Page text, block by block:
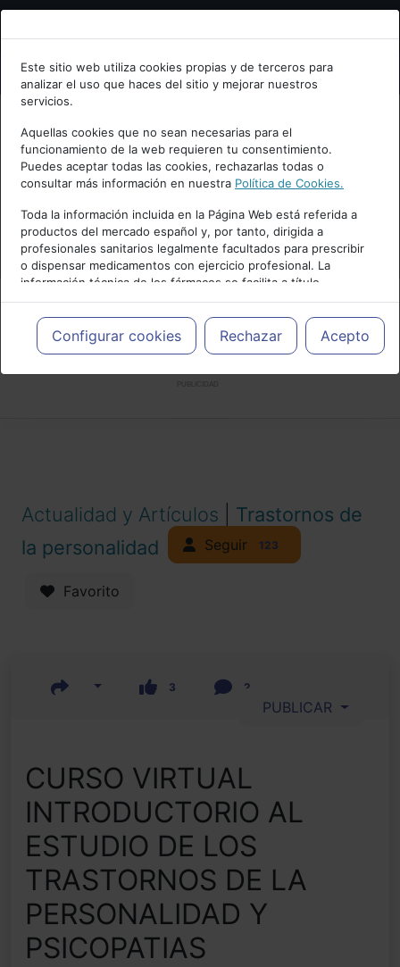
Bienvenid@ a psiquiatria.com
Escribe tu Email
Accede o regístrate con tu email.
Cancelar
Este sitio web utiliza cookies propias y de terceros para
analizar el uso que haces del sitio y mejorar nuestros
servicios.
Aquellas cookies que no sean necesarias para el
funcionamiento de la web requieren tu consentimiento.
Puedes aceptar todas las cookies, rechazarlas todas o
consultar más información en nuestra Política de Cookies.
Toda la información incluida en la Página Web está referida a
productos del mercado español y, por tanto, dirigida a
profesionales sanitarios legalmente facultados para prescribir
o dispensar medicamentos con ejercicio profesional. La
información técnica de los fármacos se facilita a título
meramente informativo, siendo responsabilidad de los
profesionales facultados prescribir medicamentos y decidir, en
cada caso concreto, el tratamiento más adecuado a las
necesidades del paciente.
Configurar cookies Rechazar Acepto
Actualidad y Artículos
Trastornos de
la personalidad
Seguir 123
Favorito
3 2
PUBLICAR
CURSO VIRTUAL
INTRODUCTORIO AL
ESTUDIO DE LOS
TRASTORNOS DE LA
PERSONALIDAD Y
PSICOPATIAS